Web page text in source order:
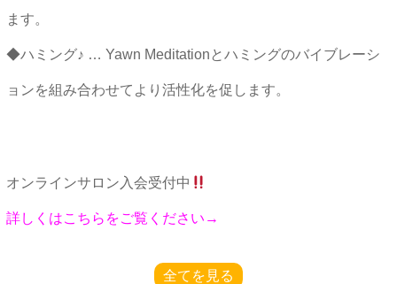
ます。
◆ハミング♪ … Yawn Meditationとハミングのバイブレーシ
ョンを組み合わせてより活性化を促します。
オンラインサロン入会受付中
詳しくはこちらをご覧ください→
全てを見る